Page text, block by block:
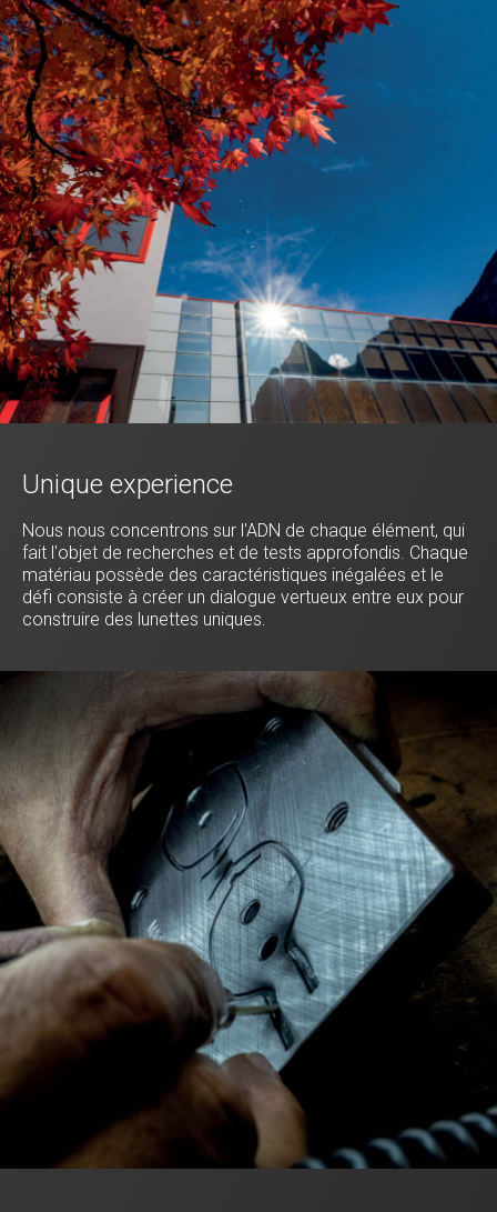
Unique experience
Nous nous concentrons sur l'ADN de chaque élément, qui
fait l'objet de recherches et de tests approfondis. Chaque
matériau possède des caractéristiques inégalées et le
défi consiste à créer un dialogue vertueux entre eux pour
construire des lunettes uniques.